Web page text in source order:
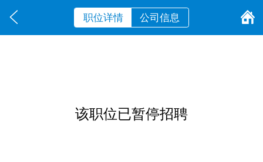
职位详情 公司信息
该职位已暂停招聘